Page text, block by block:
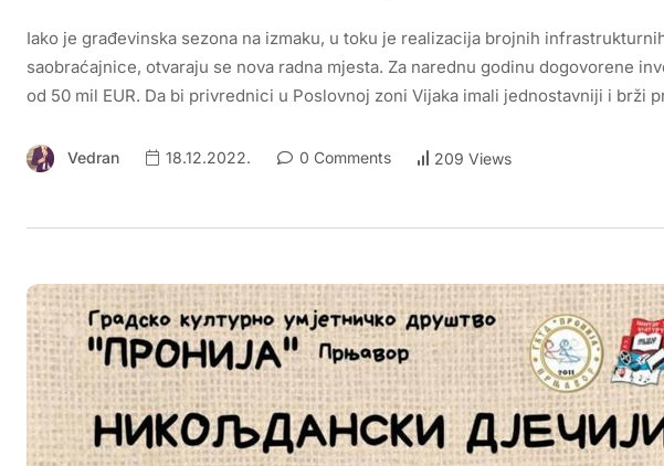
Iako je građevinska sezona na izmaku, u toku je realizacija brojnih
saobraćajnice, otvaraju se nova radna mjesta. Za narednu godinu dogovorene
od 50 mil EUR. Da bi privrednici u Poslovnoj zoni Vijaka imali jednostavniji i brži
Vedran 18.12.2022. 0 Comments 209 Views